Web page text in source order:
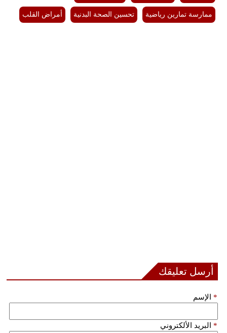
ممارسة تمارين رياضية تحسين الصحة البدنية أمراض القلب
أرسل تعليقك
الإسم *
البريد الألكتروني *